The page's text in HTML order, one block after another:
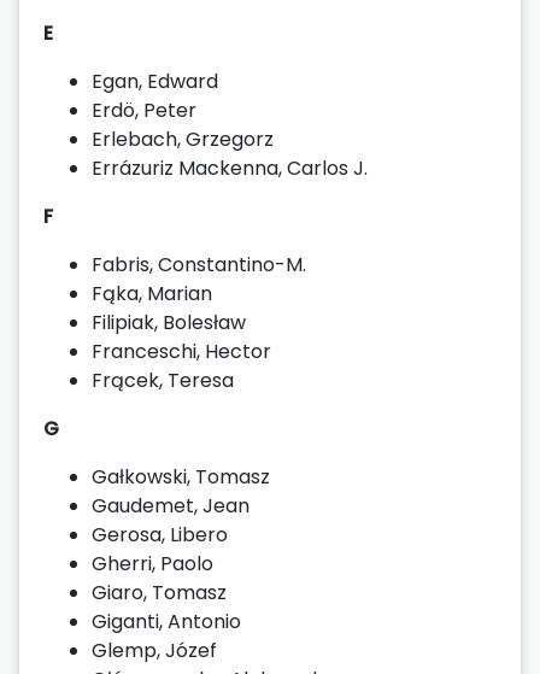
E
Egan, Edward
Erdö, Peter
Erlebach, Grzegorz
Errázuriz Mackenna, Carlos J.
F
Fabris, Constantino-M.
Fąka, Marian
Filipiak, Bolesław
Franceschi, Hector
Frącek, Teresa
G
Gałkowski, Tomasz
Gaudemet, Jean
Gerosa, Libero
Gherri, Paolo
Giaro, Tomasz
Giganti, Antonio
Glemp, Józef